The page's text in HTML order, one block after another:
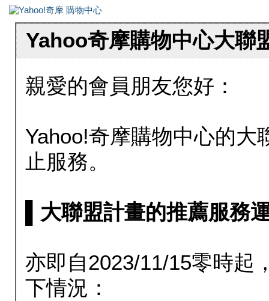
Yahoo奇摩購物中心大聯
親愛的會員朋友您好：
Yahoo!奇摩購物中心的大
止服務。
▌大聯盟計畫的推薦服務
亦即自2023/11/15零時起
下情況：